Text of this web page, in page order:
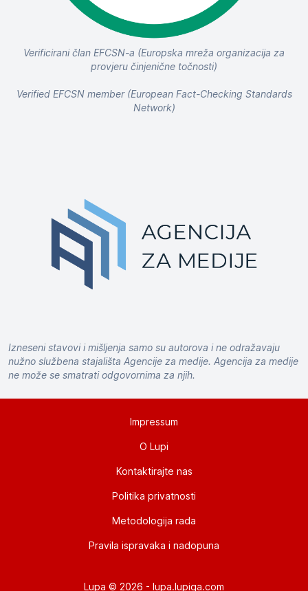
Verificirani član EFCSN-a (Europska mreža organizacija za
provjeru činjenične točnosti)
Verified EFCSN member (European Fact-Checking Standards
Network)
Izneseni stavovi i mišljenja samo su autorova i ne odražavaju
nužno službena stajališta Agencije za medije. Agencija za medije
ne može se smatrati odgovornima za njih.
Impressum
O Lupi
Kontaktirajte nas
Politika privatnosti
Metodologija rada
Pravila ispravaka i nadopuna
Lupa © 2026 - lupa.lupiga.com